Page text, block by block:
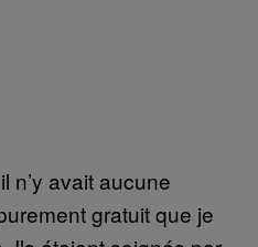
n’y avait aucune
gratuit que je